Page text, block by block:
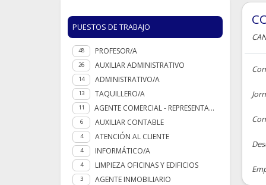
PUESTOS DE TRABAJO
48 PROFESOR/A
26 AUXILIAR ADMINISTRATIVO
14 ADMINISTRATIVO/A
13 TAQUILLERO/A
11 AGENTE COMERCIAL - REPRESENTANTE
6 AUXILIAR CONTABLE
4 ATENCIÓN AL CLIENTE
4 INFORMÁTICO/A
4 LIMPIEZA OFICINAS Y EDIFICIOS
3 AGENTE INMOBILIARIO